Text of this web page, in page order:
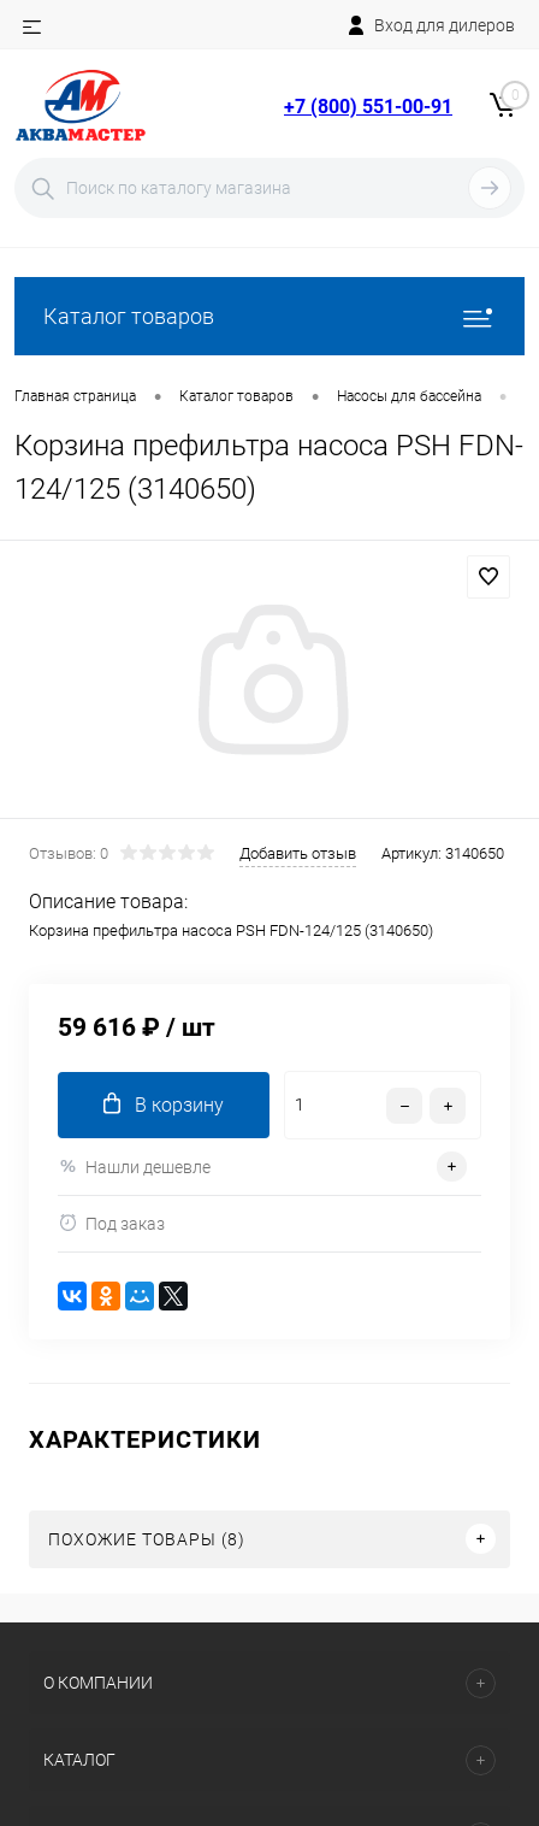
Вход для дилеров
+7 (800) 551-00-91 0
Каталог товаров
Главная страница • Каталог товаров • Насосы для бассейна •
Корзина префильтра насоса PSH FDN-
124/125 (3140650)
Отзывов: 0 Добавить отзыв Артикул: 3140650
Описание товара:
Корзина префильтра насоса PSH FDN-124/125 (3140650)
59 616 ₽ / шт
В корзину
Нашли дешевле
Под заказ
ХАРАКТЕРИСТИКИ
ПОХОЖИЕ ТОВАРЫ (8)
О КОМПАНИИ
КАТАЛОГ